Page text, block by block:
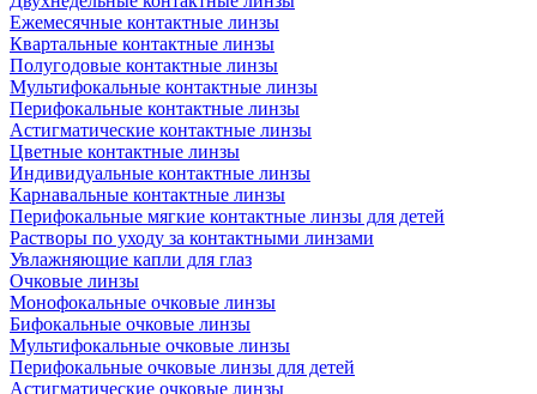
Ежемесячные контактные линзы
Квартальные контактные линзы
Полугодовые контактные линзы
Мультифокальные контактные линзы
Перифокальные контактные линзы
Астигматические контактные линзы
Цветные контактные линзы
Индивидуальные контактные линзы
Карнавальные контактные линзы
Перифокальные мягкие контактные линзы для детей
Растворы по уходу за контактными линзами
Увлажняющие капли для глаз
Очковые линзы
Монофокальные очковые линзы
Бифокальные очковые линзы
Мультифокальные очковые линзы
Перифокальные очковые линзы для детей
Астигматические очковые линзы